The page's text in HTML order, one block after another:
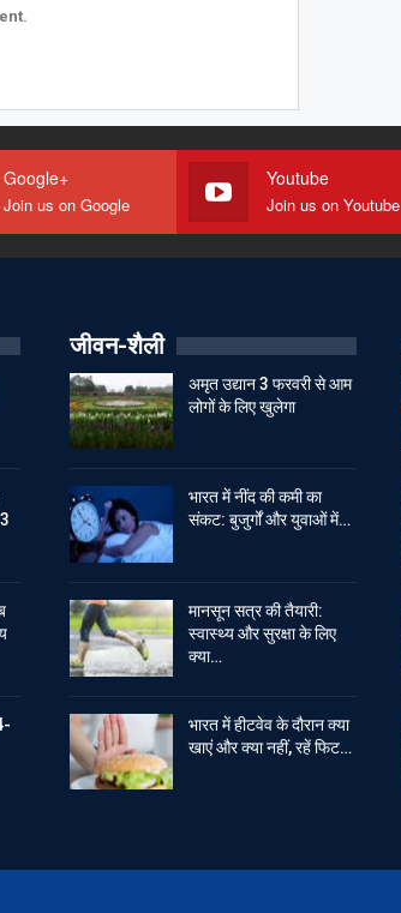
Google+
Join us on Google
Youtube
Join us on Youtube
जीवन-शैली
अमृत उद्यान 3 फरवरी से आम
लोगों के लिए खुलेगा
भारत में नींद की कमी का
संकट: बुजुर्गों और युवाओं में…
मानसून सत्र की तैयारी:
स्वास्थ्य और सुरक्षा के लिए
क्या…
भारत में हीटवेव के दौरान क्या
खाएं और क्या नहीं, रहें फिट…